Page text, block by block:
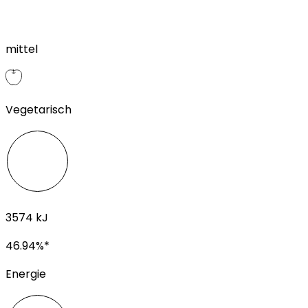
mittel
Vegetarisch
3574 kJ
46.94%*
Energie